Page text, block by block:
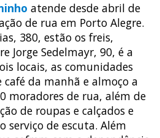
atende desde abril de
de rua em Porto Alegre.
380, estão os freis,
Jorge Sedelmayr, 90, é a
locais, as comunidades
da manhã e almoço a
moradores de rua, além de
de roupas e calçados e
serviço de escuta. Além